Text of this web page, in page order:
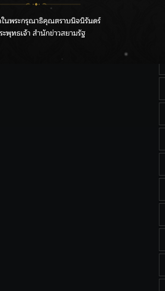
ระเทศ เตรียมเครื่องจักรรับมือน้ำ